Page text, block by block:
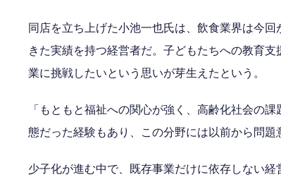
同店を立ち上げた小池一也氏は、飲食業界は今
きた実績を持つ経営者だ。子どもたちへの教育
業に挑戦したいという思いが芽生えたという。
「もともと福祉への関心が強く、高齢化社会の
態だった経験もあり、この分野には以前から問題
少子化が進む中で、既存事業だけに依存しない